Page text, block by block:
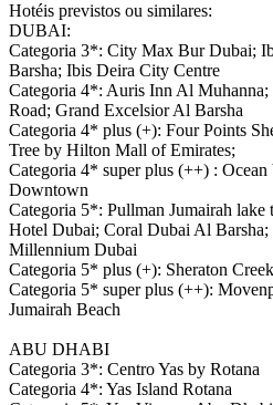
Hotéis previstos ou similares:
DUBAI:
Categoria 3*: City Max Bur Dubai;
Barsha; Ibis Deira City Centre
Categoria 4*: Auris Inn Al
Road; Grand Excelsior Al Barsha
Categoria 4* plus (+): Four Points
Tree by Hilton Mall of Emirates;
Categoria 4* super plus (++) :
Downtown
Categoria 5*: Pullman Jumairah
Hotel Dubai; Coral Dubai Al Barsha;
Millennium Dubai
Categoria 5* plus (+): Sheraton
Categoria 5* super plus (++):
Jumairah Beach
ABU DHABI
Categoria 3*: Centro Yas by Rotana
Categoria 4*: Yas Island Rotana